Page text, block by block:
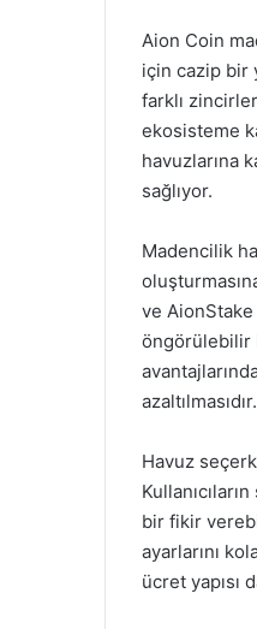
Aion Coin
için cazip bir
farklı
ekosisteme
havuzlarına
sağlıyor.
Madencilik
ve AionStake
öngörülebilir
azaltılmasıdır.
Havuz
bir fikir
ayarlarını
ücret yapısı